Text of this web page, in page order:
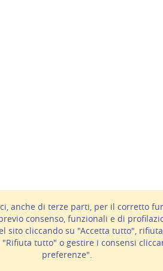
anche di terze parti, per il corretto
consenso, funzionali e di
sito cliccando su "Accetta tutto",
tutto" o gestire i consensi
preferenze".